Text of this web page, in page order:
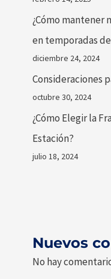
¿Cómo mantener
en temporadas
diciembre 24, 2024
Consideraciones
octubre 30, 2024
¿Cómo Elegir la
Estación?
julio 18, 2024
Nuevos
No hay